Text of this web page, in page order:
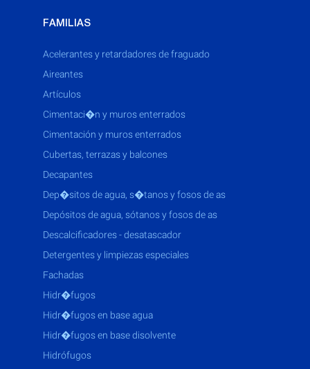
FAMILIAS
acelerantes y retardadores de fraguado
aireantes
artículos
cimentaci�n y muros enterrados
cimentación y muros enterrados
cubertas, terrazas y balcones
decapantes
dep�sitos de agua, s�tanos y fosos de as
depósitos de agua, sótanos y fosos de as
descalcificadores - desatascador
detergentes y limpiezas especiales
fachadas
hidr�fugos
hidr�fugos en base agua
hidr�fugos en base disolvente
hidrófugos